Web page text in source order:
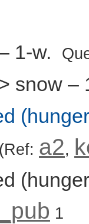
1-w.
snow –
(Ref: a2,
1